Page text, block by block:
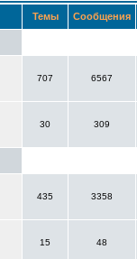
Темы Сообщения
707 6567
30 309
435 3358
15 48